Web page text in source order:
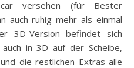
versehen (für Bester
auch ruhig mehr als einmal
3D-Version befindet sich
in 3D auf der Scheibe,
die restlichen Extras alle